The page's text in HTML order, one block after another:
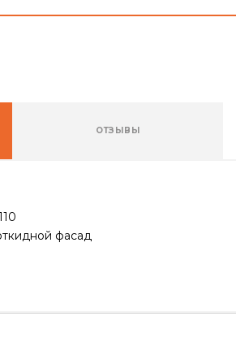
ОТЗЫВЫ
фасад